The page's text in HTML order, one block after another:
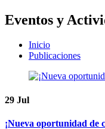
Eventos y
Inicio
Publicaciones
29 Jul
¡Nueva oportunidad de